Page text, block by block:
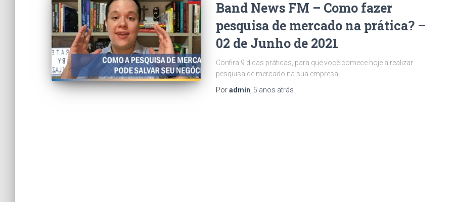
Band News FM – Como fazer
pesquisa de mercado na prática? –
02 de Junho de 2021
Confira 9 dicas práticas, para que você comece hoje a realizar
pesquisa de mercado na sua empresa!
Poradmin 5 anos atrás